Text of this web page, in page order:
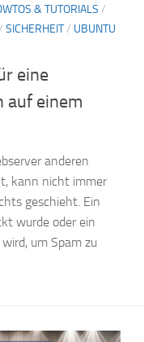
& TUTORIALS /
SICHERHEIT/ UBUNTU
eine
auf einem
anderen
kann nicht immer
geschieht. Ein
wurde oder ein
um Spam zu